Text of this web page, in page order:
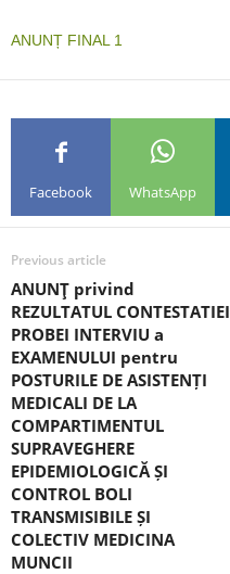
ANUNȚ FINAL 1
Facebook WhatsApp
Previous article
ANUNŢ privind
REZULTATUL CONTESTATIEI
PROBEI INTERVIU a
EXAMENULUI pentru
POSTURILE DE ASISTENȚI
MEDICALI DE LA
COMPARTIMENTUL
SUPRAVEGHERE
EPIDEMIOLOGICĂ ȘI
CONTROL BOLI
TRANSMISIBILE ȘI
COLECTIV MEDICINA
MUNCII